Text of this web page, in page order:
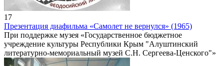
17
Презентация диафильма «Самолет не вернулся» (1965)
При поддержке музея «Государственное бюджетное
учреждение культуры Республики Крым "Алуштинский
литературно-мемориальный музей С.Н. Сергеева-Ценского"»